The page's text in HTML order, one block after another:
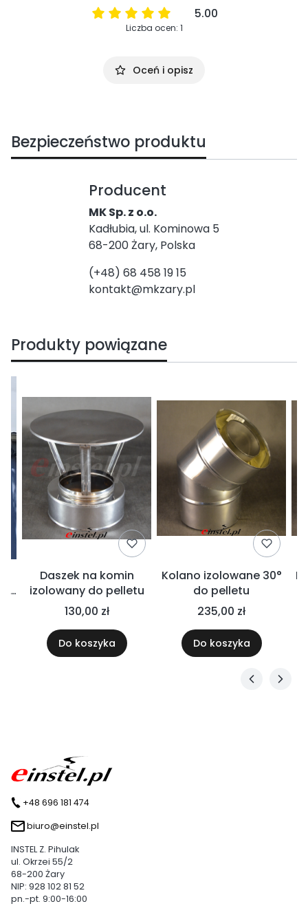
5.00
Liczba ocen: 1
Oceń i opisz
Bezpieczeństwo produktu
Producent
MK Sp. z o.o.
Kadłubia, ul. Kominowa 5
68-200 Żary, Polska
(+48) 68 458 19 15
kontakt@mkzary.pl
Produkty powiązane
Daszek na komin
izolowany do pelletu
130,00 zł
Do koszyka
Kolano izolowane 30°
do pelletu
235,00 zł
Do koszyka
+48 696 181 474
biuro@einstel.pl
INSTEL Z. Pihulak
ul. Okrzei 55/2
68-200 Żary
NIP: 928 102 81 52
pn.-pt. 9:00-16:00